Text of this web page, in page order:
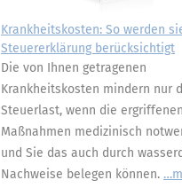
Krankheitskosten: So werden
Steuererklärung berücksichtigt
Die von Ihnen getragenen
Krankheitskosten mindern nur
Steuerlast, wenn die ergriffenen
Maßnahmen medizinisch
und Sie das auch durch
Nachweise belegen können.